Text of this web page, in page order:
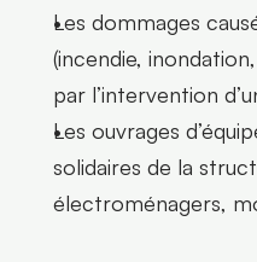
Les dommages
(incendie,
par l’intervention
Les ouvrages
solidaires de la
électroménagers,